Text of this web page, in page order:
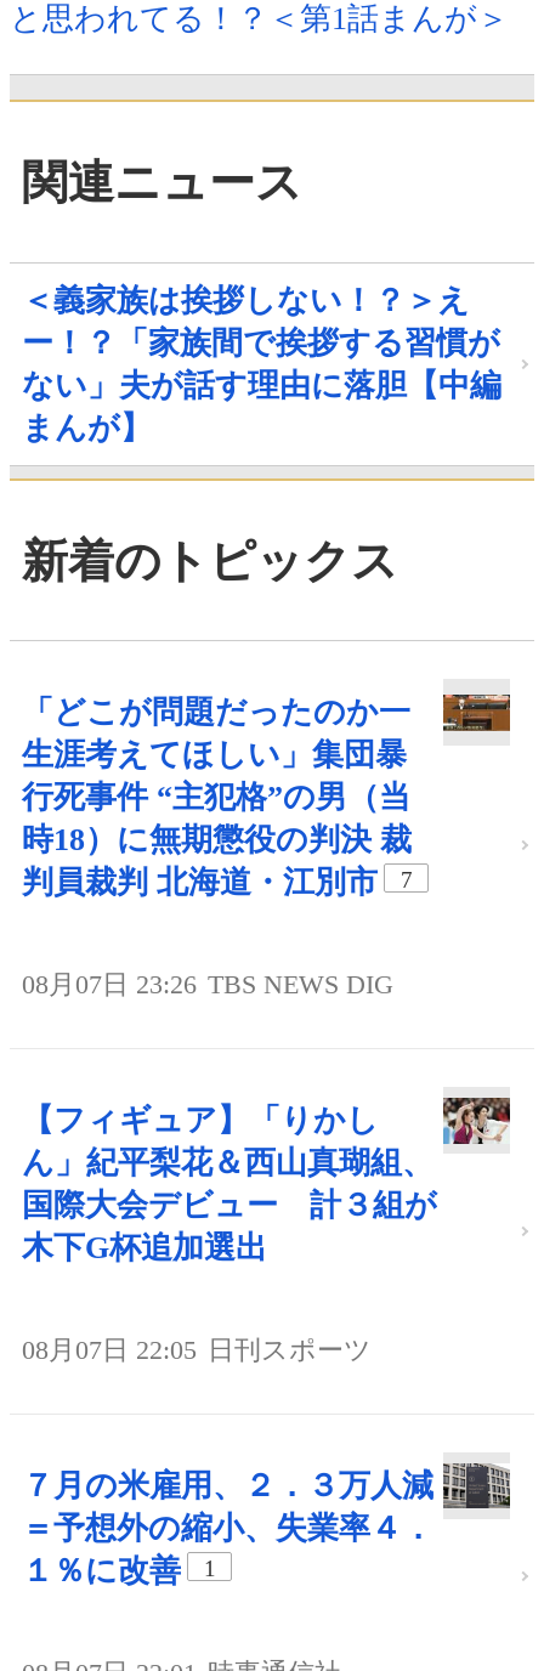
と思われてる！？＜第1話まんが＞
関連ニュース
＜義家族は挨拶しない！？＞え
ー！？「家族間で挨拶する習慣が
ない」夫が話す理由に落胆【中編
まんが】
新着のトピックス
「どこが問題だったのか一
生涯考えてほしい」集団暴
行死事件 “主犯格”の男（当
時18）に無期懲役の判決 裁
判員裁判 北海道・江別市
7
08月07日 23:26 TBS NEWS DIG
【フィギュア】「りかし
ん」紀平梨花＆西山真瑚組、
国際大会デビュー 計３組が
木下G杯追加選出
08月07日 22:05 日刊スポーツ
７月の米雇用、２．３万人減
＝予想外の縮小、失業率４．
１％に改善
1